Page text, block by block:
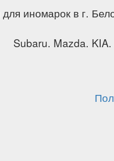
для иномарок в г.
Subaru. Mazda.